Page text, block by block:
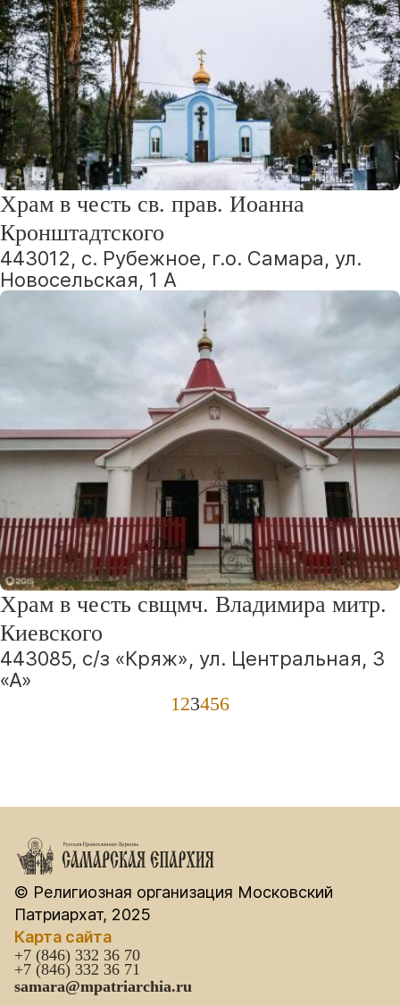
Храм в честь св. прав. Иоанна
Кронштадтского
443012, с. Рубежное, г.о. Самара, ул.
Новосельская, 1 А
Храм в честь свщмч. Владимира митр.
Киевского
443085, с/з «Кряж», ул. Центральная, 3
«А»
123456
© Религиозная организация Московский
Патриархат, 2025
Карта сайта
+7 (846) 332 36 70
+7 (846) 332 36 71
samara@mpatriarchia.ru